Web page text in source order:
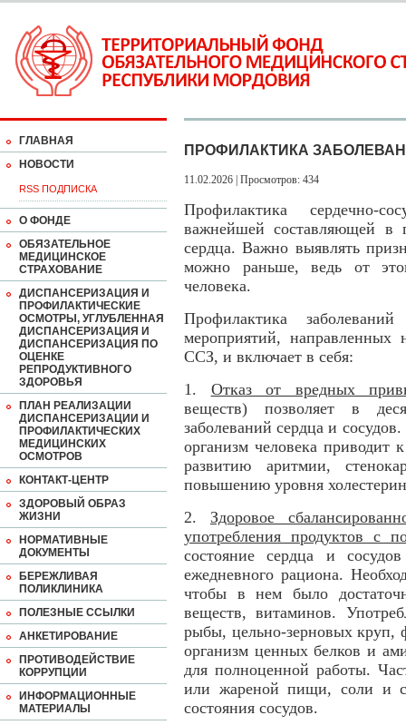
ГЛАВНАЯ
НОВОСТИ
RSS ПОДПИСКА
О ФОНДЕ
ОБЯЗАТЕЛЬНОЕ
МЕДИЦИНСКОЕ
СТРАХОВАНИЕ
ДИСПАНСЕРИЗАЦИЯ И
ПРОФИЛАКТИЧЕСКИЕ
ОСМОТРЫ, УГЛУБЛЕННАЯ
ДИСПАНСЕРИЗАЦИЯ И
ДИСПАНСЕРИЗАЦИЯ ПО
ОЦЕНКЕ
РЕПРОДУКТИВНОГО
ЗДОРОВЬЯ
ПЛАН РЕАЛИЗАЦИИ
ДИСПАНСЕРИЗАЦИИ И
ПРОФИЛАКТИЧЕСКИХ
МЕДИЦИНСКИХ
ОСМОТРОВ
КОНТАКТ-ЦЕНТР
ЗДОРОВЫЙ ОБРАЗ
ЖИЗНИ
НОРМАТИВНЫЕ
ДОКУМЕНТЫ
БЕРЕЖЛИВАЯ
ПОЛИКЛИНИКА
ПОЛЕЗНЫЕ ССЫЛКИ
АНКЕТИРОВАНИЕ
ПРОТИВОДЕЙСТВИЕ
КОРРУПЦИИ
ИНФОРМАЦИОННЫЕ
МАТЕРИАЛЫ
ПРОФИЛАКТИКА
11.02.2026 | Просмотров: 434
Профилактика сердечно-
важнейшей составляющей в
сердца. Важно выявлять
можно раньше, ведь от
человека.
Профилактика
мероприятий,
ССЗ, и включает в себя:
1. Отказ от вредных
веществ) позволяет в
заболеваний сердца и
организм человека
развитию аритмии,
повышению уровня
2. Здоровое
употребления продуктов с
состояние сердца и
ежедневного рациона.
чтобы в нем было
веществ, витаминов.
рыбы, цельно-зерновых круп,
организм ценных белков и
для полноценной работы.
или жареной пищи, соли и
состояния сосудов.